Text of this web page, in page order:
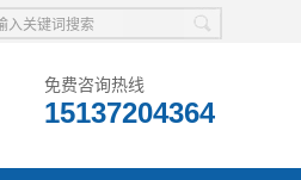
免费咨询热线
15137204364